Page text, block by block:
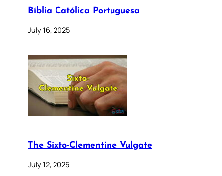
Bíblia Católica Portuguesa
July 16, 2025
The Sixto-Clementine Vulgate
July 12, 2025